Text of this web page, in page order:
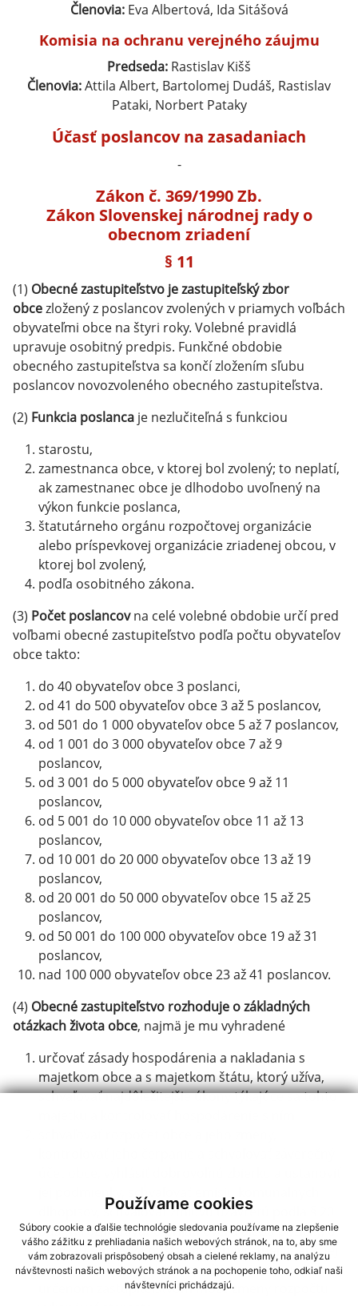
Používame cookies
Súbory cookie a ďalšie technológie sledovania používame na zlepšenie
vášho zážitku z prehliadania našich webových stránok, na to, aby sme
vám zobrazovali prispôsobený obsah a cielené reklamy, na analýzu
návštevnosti našich webových stránok a na pochopenie toho, odkiaľ naši
návštevníci prichádzajú.
Členovia: Eva Albertová, Ida Sitášová
Komisia na ochranu verejného záujmu
Predseda: Rastislav Kišš
Členovia:Attila Albert, Bartolomej Dudáš, Rastislav
Pataki, Norbert Pataky
Účasť poslancov na zasadaniach
-
Zákon č. 369/1990 Zb.
Zákon Slovenskej národnej rady o
obecnom zriadení
§ 11
(1) Obecné zastupiteľstvo je zastupiteľský zbor
obcezložený z poslancov zvolených v priamych voľbách
obyvateľmi obce na štyri roky. Volebné pravidlá
upravuje osobitný predpis. Funkčné obdobie
obecného zastupiteľstva sa končí zložením sľubu
poslancov novozvoleného obecného zastupiteľstva.
(2) Funkcia poslanca je nezlučiteľná s funkciou
starostu,
zamestnanca obce, v ktorej bol zvolený; to neplatí,
ak zamestnanec obce je dlhodobo uvoľnený na
výkon funkcie poslanca,
štatutárneho orgánu rozpočtovej organizácie
alebo príspevkovej organizácie zriadenej obcou, v
ktorej bol zvolený,
podľa osobitného zákona.
(3) Počet poslancovna celé volebné obdobie určí pred
voľbami obecné zastupiteľstvo podľa počtu obyvateľov
obce takto:
do 40 obyvateľov obce 3 poslanci,
od 41 do 500 obyvateľov obce 3 až 5 poslancov,
od 501 do 1 000 obyvateľov obce 5 až 7 poslancov,
od 1 001 do 3 000 obyvateľov obce 7 až 9
poslancov,
od 3 001 do 5 000 obyvateľov obce 9 až 11
poslancov,
od 5 001 do 10 000 obyvateľov obce 11 až 13
poslancov,
od 10 001 do 20 000 obyvateľov obce 13 až 19
poslancov,
od 20 001 do 50 000 obyvateľov obce 15 až 25
poslancov,
od 50 001 do 100 000 obyvateľov obce 19 až 31
poslancov,
nad 100 000 obyvateľov obce 23 až 41 poslancov.
(4) Obecné zastupiteľstvo rozhoduje o základných
otázkach života obce, najmä je mu vyhradené
určovať zásady hospodárenia a nakladania s
majetkom obce a s majetkom štátu, ktorý užíva,
schvaľovať najdôležitejšie úkony týkajúce sa tohto
jej podmienky, schvaľovať emisiu komunálnych
dlhopisov, schvaľovať zmluvu uzavretú podľa § 20
ods. 1, rozhodovať o prijatí úveru alebo pôžičky, o
prevzatí záruky za poskytnutie návratnej finančnej
výpomoci zo štátneho rozpočtu; v rozsahu
určenom zastupiteľstvom môže zmeny rozpočtu